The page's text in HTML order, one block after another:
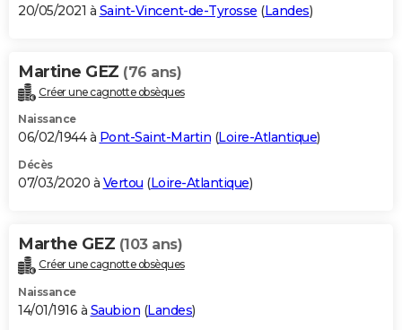
20/05/2021 à Saint-Vincent-de-Tyrosse (Landes)
Martine GEZ (76 ans)
Créer une cagnotte obsèques
Naissance
06/02/1944 à Pont-Saint-Martin (Loire-Atlantique)
Décès
07/03/2020 à Vertou (Loire-Atlantique)
Marthe GEZ (103 ans)
Créer une cagnotte obsèques
Naissance
14/01/1916 à Saubion (Landes)